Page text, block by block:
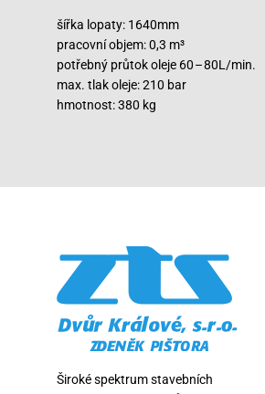
šířka lopaty: 1640mm
pracovní objem: 0,3 m³
potřebný průtok oleje 60 – 80L/min.
max. tlak oleje: 210 bar
hmotnost: 380 kg
Široké spektrum stavebních